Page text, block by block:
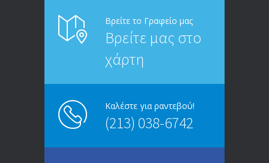
Βρείτε το Γραφείο μας
Βρείτε μας στο
χάρτη
Καλέστε για ραντεβού!
(213) 038-6742